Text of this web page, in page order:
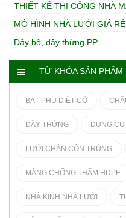
THIẾT KẾ THI CÔNG NHÀ
MÔ HÌNH NHÀ LƯỚI GIÁ RẺ
Dây bô, dây thừng PP
TỪ KHÓA SẢN PHẨM
BẠT PHỦ DIỆT CỎ
DÂY THỪNG DỤNG
LƯỚI CHẮN CÔN TRÙNG
MÀNG CHỐNG THẤM HDPE
NHÀ KÍNH NHÀ LƯỚI